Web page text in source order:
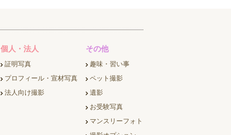
個人・法人
証明写真
プロフィール・宣材写真
法人向け撮影
その他
趣味・習い事
ペット撮影
遺影
お受験写真
マンスリーフォト